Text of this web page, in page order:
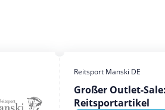
Reitsport Manski DE
Großer Outlet-
Reitsportartikel